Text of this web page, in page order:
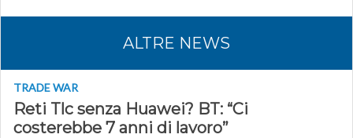
ALTRE NEWS
TRADE WAR
Reti Tlc senza Huawei? BT: “Ci
costerebbe 7 anni di lavoro”